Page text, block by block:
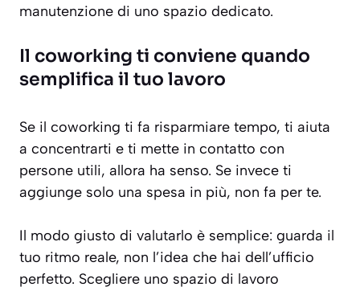
manutenzione di uno spazio dedicato.
Il coworking ti conviene quando
semplifica il tuo lavoro
Se il coworking ti fa risparmiare tempo, ti aiuta
a concentrarti e ti mette in contatto con
persone utili, allora ha senso. Se invece ti
aggiunge solo una spesa in più, non fa per te.
Il modo giusto di valutarlo è semplice: guarda il
tuo ritmo reale, non l’idea che hai dell’ufficio
perfetto. Scegliere uno spazio di lavoro